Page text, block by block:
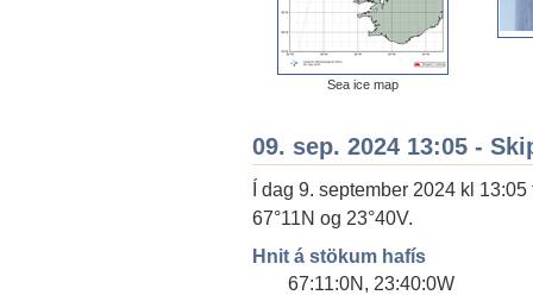
Sea ice map
09. sep. 2024 13:05 -
Í dag 9. september 2024 kl
67°11N og 23°40V.
Hnit á stökum hafís
67:11:0N, 23:40:0W